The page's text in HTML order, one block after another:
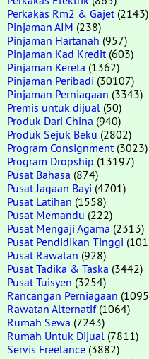
Perkakas Rm2 & Gajet (2143)
Pinjaman AIM (238)
Pinjaman Hartanah (957)
Pinjaman Kad Kredit (603)
Pinjaman Kereta (1362)
Pinjaman Peribadi (30107)
Pinjaman Perniagaan (3343)
Premis untuk dijual (50)
Produk Dari China (940)
Produk Sejuk Beku (2802)
Program Consignment (3023)
Program Dropship (13197)
Pusat Bahasa (874)
Pusat Jagaan Bayi (4701)
Pusat Latihan (1558)
Pusat Memandu (222)
Pusat Mengaji Agama (2313)
Pusat Pendidikan Tinggi
Pusat Rawatan (928)
Pusat Tadika & Taska (3442)
Pusat Tuisyen (3254)
Rancangan Perniagaan
Rawatan Alternatif(1064)
Rumah Sewa (7243)
Rumah Untuk Dijual (7811)
Servis Freelance (3882)